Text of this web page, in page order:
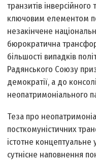
транзитів
ключовим елементом
незакінчене
бюрократична
більшості випадків
Радянського Союзу
демократії, а до
неопатримоніального
Теза про
посткомуністичних
істотне концептуальне
сутнісне наповнення